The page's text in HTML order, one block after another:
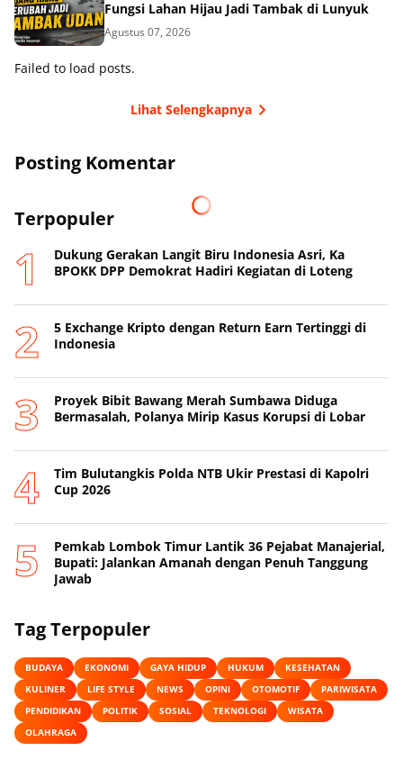
Fungsi Lahan Hijau Jadi Tambak di Lunyuk
Agustus 07, 2026
Failed to load posts.
Lihat Selengkapnya
Posting Komentar
Terpopuler
Dukung Gerakan Langit Biru Indonesia Asri, Ka
BPOKK DPP Demokrat Hadiri Kegiatan di Loteng
5 Exchange Kripto dengan Return Earn Tertinggi di
Indonesia
Proyek Bibit Bawang Merah Sumbawa Diduga
Bermasalah, Polanya Mirip Kasus Korupsi di Lobar
Tim Bulutangkis Polda NTB Ukir Prestasi di Kapolri
Cup 2026
Pemkab Lombok Timur Lantik 36 Pejabat Manajerial,
Bupati: Jalankan Amanah dengan Penuh Tanggung
Jawab
Tag Terpopuler
BUDAYA EKONOMI GAYA HIDUP HUKUM
KESEHATAN
KULINER
LIFE STYLE NEWS OPINI OTOMOTIF
PARIWISATA
PENDIDIKAN
POLITIK SOSIAL TEKNOLOGI
WISATA
OLAHRAGA